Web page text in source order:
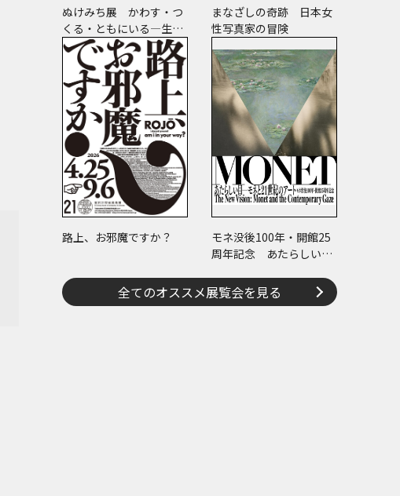
ぬけみち展 かわす・つ
くる・ともにいる―生き
るための回路
まなざしの奇跡 日本女
性写真家の冒険
路上、お邪魔ですか？
モネ没後100年・開館25
周年記念 あたらしい目
全てのオススメ展覧会を見る